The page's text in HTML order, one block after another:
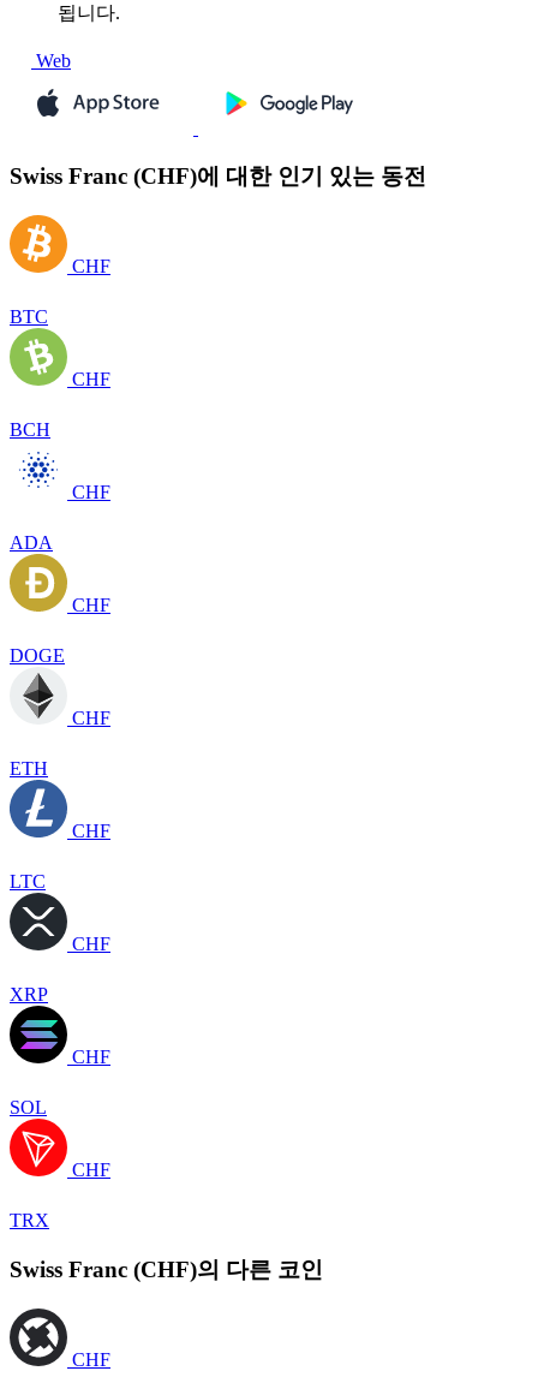
됩니다.
Web
Swiss Franc (CHF)에 대한 인기 있는 동전
CHF
BTC
CHF
BCH
CHF
ADA
CHF
DOGE
CHF
ETH
CHF
LTC
CHF
XRP
CHF
SOL
CHF
TRX
Swiss Franc (CHF)의 다른 코인
CHF